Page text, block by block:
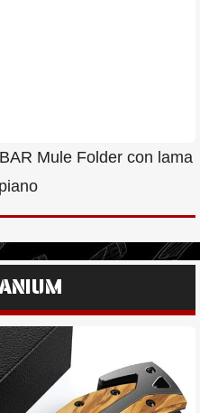
Mule Folder con lama